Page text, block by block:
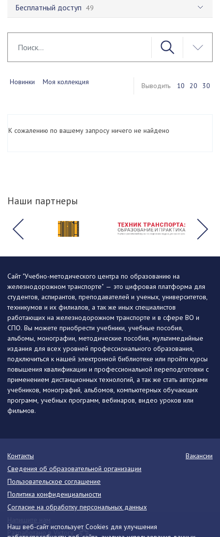
Бесплатный доступ 49
Новинки Моя коллекция Выводить 10 20 30
К сожалению по вашему запросу ничего не найдено
Наши партнеры
Наш веб-сайт использует Cookies для улучшения
Сайт "Учебно-методического центра по образованию на
железнодорожном транспорте" — это цифровая платформа для
студентов, аспирантов, преподавателей и ученых, университетов,
техникумов и их филиалов, а так же иных специалистов
работающих на железнодорожном транспорте и в сфере ВО и
СПО. Вы можете приобрести учебники, учебные пособия,
альбомы, монографии, методические пособия, мультимедийные
издания для всех уровней профессионального образования,
подключиться к нашей электронной библиотеке или пройти курсы
повышения квалификации и профессиональной переподготовки с
применением дистанционных технологий, а так же стать авторами
учебников, монографий, альбомов, компьютерных обучающих
программ, учебных программ, вебинаров, видео уроков или
фильмов.
Контакты
Вакансии
Сведения об образовательной организации
Пользовательское соглашение
Политика конфиденциальности
Согласие на обработку персональных данных
Разработано в Victory